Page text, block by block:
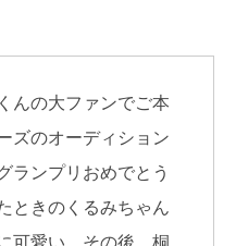
んの大ファンでご本
ズのオーディション
ランプリおめでとう
ときのくるみちゃん
可愛い。その後、桐